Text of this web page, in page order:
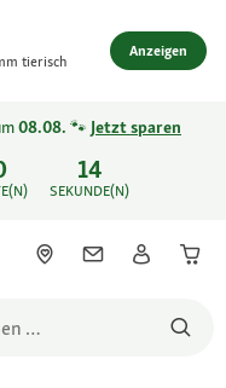
tierisch
Anzeigen
14
SEKUNDE(N)
08.08. 🐾 Jetzt sparen